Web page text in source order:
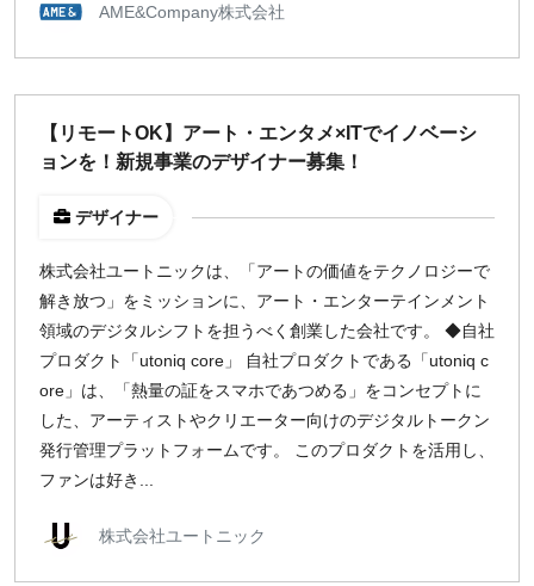
AME&Company株式会社
【リモートOK】アート・エンタメ×ITでイノベーシ
ョンを！新規事業のデザイナー募集！
デザイナー
株式会社ユートニックは、「アートの価値をテクノロジーで
解き放つ」をミッションに、アート・エンターテインメント
領域のデジタルシフトを担うべく創業した会社です。 ◆自社
プロダクト「utoniq core」 自社プロダクトである「utoniq c
ore」は、「熱量の証をスマホであつめる」をコンセプトに
した、アーティストやクリエーター向けのデジタルトークン
発行管理プラットフォームです。 このプロダクトを活用し、
ファンは好き...
株式会社ユートニック